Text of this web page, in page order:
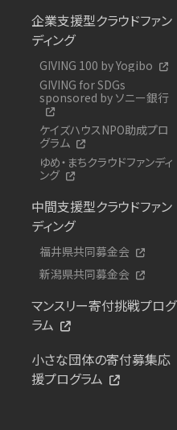
企業支援型クラウドファン
ディング
GIVING 100 by Yogibo
GIVING for SDGs
sponsored by ソニー銀行
ケイズハウスNPO助成プロ
グラム
ゆめ・まちクラウドファンディ
ング
中間支援型クラウドファン
ディング
福井県共同募金会
新潟県共同募金会
マンスリー寄付挑戦プログ
ラム
小さな団体の寄付募集応
援プログラム